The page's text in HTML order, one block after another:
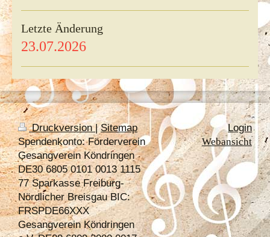
Letzte Änderung
23.07.2026
Druckversion | Sitemap
Spendenkonto: Förderverein
Gesangverein Köndringen
DE30 6805 0101 0013 1115
77 Sparkasse Freiburg-
Nördlicher Breisgau BIC:
FRSPDE66XXX
Gesangverein Köndringen
Login
Webansicht